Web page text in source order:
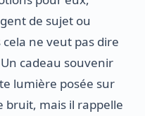
de sujet ou
ne veut pas dire
cadeau souvenir
lumière posée sur
bruit, mais il rappelle